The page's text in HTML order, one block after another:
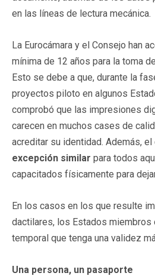
en las líneas de lectura mecánica.
La Eurocámara y el Consejo han
mínima de 12 años para la toma
Esto se debe a que, durante la
proyectos piloto en algunos
comprobó que las impresiones
carecen en muchos cases de
acreditar su identidad. Además,
excepción similar para todos
capacitados físicamente para
En los casos en los que resulte
dactilares, los Estados miembros
temporal que tenga una validez
Una persona, un pasaporte